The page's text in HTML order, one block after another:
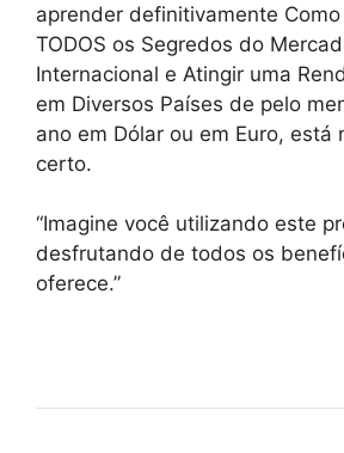
aprender definitivamente
TODOS os Segredos do
Internacional e Atingir uma
em Diversos Países de pelo
ano em Dólar ou em Euro, está
certo.
“Imagine você utilizando este
desfrutando de todos os
oferece.”